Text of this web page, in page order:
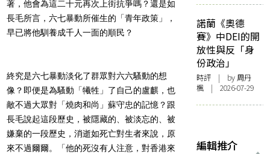
著，他會為這二十元再次上街抗爭嗎？還是如
長毛所言，六七暴動所催生的「青年政策」，
早已將他馴養成千人一面的順民？
終究是六七暴動淡化了群眾對六六騷動的想
像？即便是為騷動「犧牲」了自己的盧麒，也
敵不過大眾對「燒肉和尚」蘇守忠的記憶？跟
長毛說起這段歷史，被隱藏的、被淡忘的、被
嫌棄的一段歷史，消逝如死亡對生者來說，原
來不過爾爾。「他的死沒有人注意，對香港來
諾蘭《奧德
賽》中DEI的開
放性與反「身
份政治」
時評 | by周丹
楓 | 2026-07-29
編輯推介